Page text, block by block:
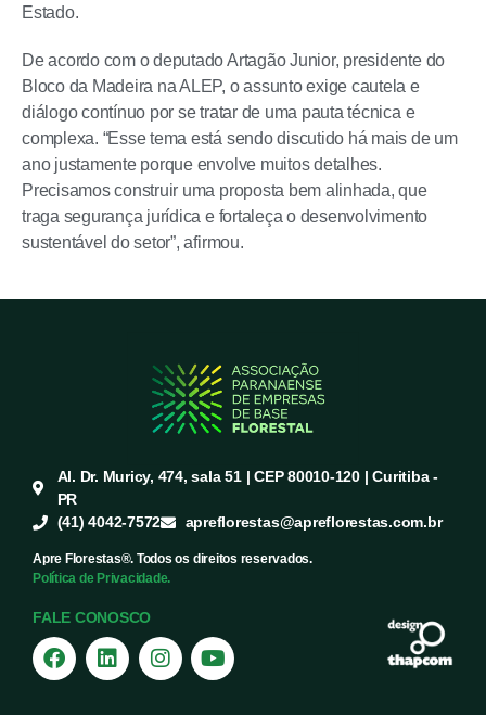
Estado.
De acordo com o deputado Artagão Junior, presidente do
Bloco da Madeira na ALEP, o assunto exige cautela e
diálogo contínuo por se tratar de uma pauta técnica e
complexa. “Esse tema está sendo discutido há mais de um
ano justamente porque envolve muitos detalhes.
Precisamos construir uma proposta bem alinhada, que
traga segurança jurídica e fortaleça o desenvolvimento
sustentável do setor”, afirmou.
Al. Dr. Muricy, 474, sala 51 | CEP 80010-120 | Curitiba -
PR
(41) 4042-7572
apreflorestas@apreflorestas.com.br
Apre Florestas®. Todos os direitos reservados.
Política de Privacidade.
FALE CONOSCO